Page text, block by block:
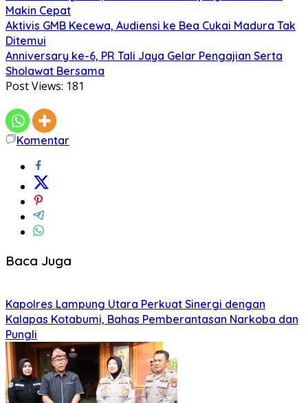
Makin Cepat
Aktivis GMB Kecewa, Audiensi ke Bea Cukai Madura Tak
Ditemui
Anniversary ke-6, PR Tali Jaya Gelar Pengajian Serta
Sholawat Bersama
Post Views: 181
Komentar
Baca Juga
Kapolres Lampung Utara Perkuat Sinergi dengan
Kalapas Kotabumi, Bahas Pemberantasan Narkoba dan
Pungli